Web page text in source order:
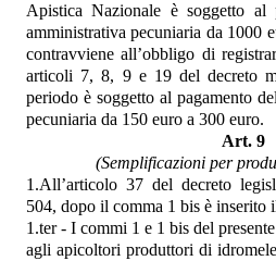
Apistica Nazionale è soggetto al
amministrativa pecuniaria da 1000
contravviene all’obbligo di
articoli 7, 8, 9 e 19 del decreto
periodo è soggetto al pagamento
pecuniaria da 150 euro a 300 euro.
Art. 9
(Semplificazioni per
1.All’articolo 37 del decreto
504, dopo il comma 1 bis è inserito
1.ter - I commi 1 e 1 bis del
agli apicoltori produttori di